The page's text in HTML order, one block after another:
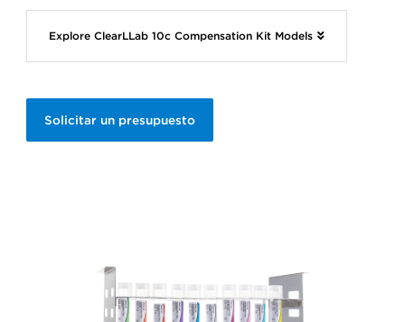
Explore ClearLLab 10c Compensation Kit Models
Solicitar un presupuesto